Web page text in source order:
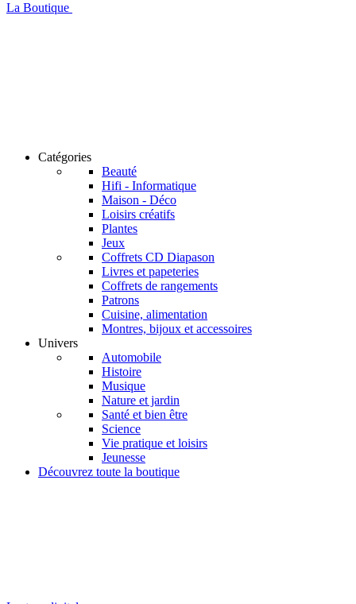
La Boutique
Catégories
Beauté
Hifi - Informatique
Maison - Déco
Loisirs créatifs
Plantes
Jeux
Coffrets CD Diapason
Livres et papeteries
Coffrets de rangements
Patrons
Cuisine, alimentation
Montres, bijoux et accessoires
Univers
Automobile
Histoire
Musique
Nature et jardin
Santé et bien être
Science
Vie pratique et loisirs
Jeunesse
Découvrez toute la boutique